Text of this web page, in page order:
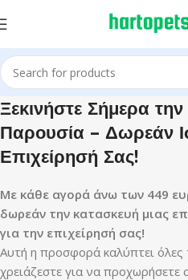
Ξεκινήστε Σήμερα
Παρουσία – Δωρεάν
Επιχείρησή Σας!
Με κάθε αγορά άνω των 449
δωρεάν την κατασκευή μιας
για την επιχείρησή σας!
Αυτή η προσφορά καλύπτει όλες
χρειάζεστε για να προχωρήσετε